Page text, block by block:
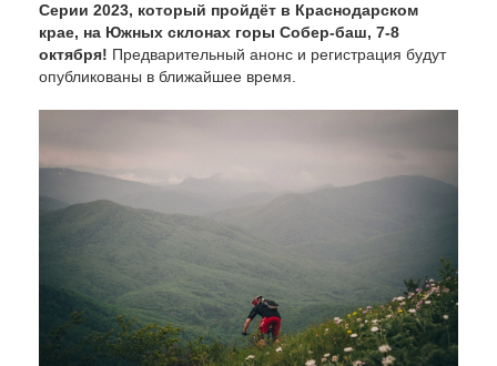
Серии 2023, который пройдёт в Краснодарском
крае, на Южных склонах горы Собер-баш, 7-8
октября! Предварительный анонс и регистрация будут
опубликованы в ближайшее время.